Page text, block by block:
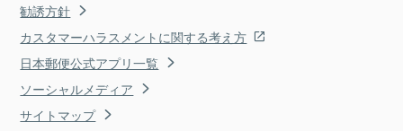
勧誘方針
カスタマーハラスメントに関する考え方
日本郵便公式アプリ一覧
ソーシャルメディア
サイトマップ